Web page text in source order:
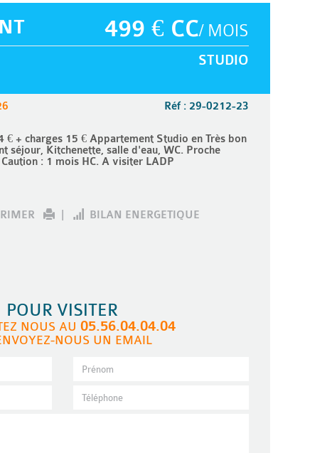
499 € CC/ MOIS
STUDIO
Réf : 29-0212-23
€ + charges 15 € Appartement Studio en Très bon
séjour, Kitchenette, salle d'eau, WC. Proche
: 1 mois HC. A visiter LADP
BILAN ENERGETIQUE
POUR VISITER
NOUS AU 05.56.04.04.04
NOUS UN EMAIL